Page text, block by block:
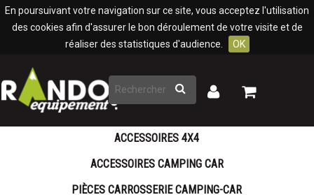
En poursuivant votre navigation sur ce site, vous acceptez l'utilisation
des cookies afin d'assurer le bon déroulement de votre visite et de
réaliser des statistiques d'audience.
OK
Rechercher
Mon
Mon
ACCESSOIRES 4X4
ACCESSOIRES CAMPING CAR
PIÈCES CARROSSERIE CAMPING-CAR
Panneau de gestion des cookies